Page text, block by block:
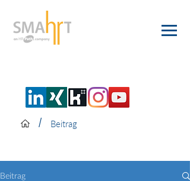
/ Beitrag
Beitrag